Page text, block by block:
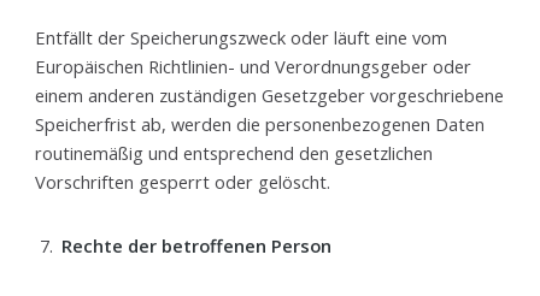
Entfällt der Speicherungszweck oder läuft eine vom
Europäischen Richtlinien- und Verordnungsgeber oder
einem anderen zuständigen Gesetzgeber vorgeschriebene
Speicherfrist ab, werden die personenbezogenen Daten
routinemäßig und entsprechend den gesetzlichen
Vorschriften gesperrt oder gelöscht.
Rechte der betroffenen Person